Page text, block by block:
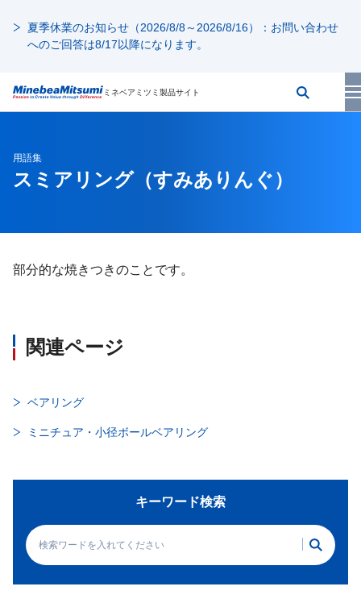
夏季休業のお知らせ（2026/8/8～2026/8/16）：お問い合わせ
へのご回答は8/17以降になります。
ミネベアミツミ製品サイト
用語集
スミアリング（すみありんぐ）
部分的な焼きつきのことです。
関連ページ
ベアリング
ミニチュア・小径ボールベアリング
キーワード検索